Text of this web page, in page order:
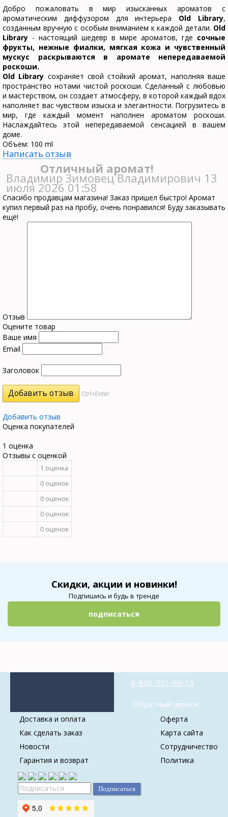
Добро пожаловать в мир изысканных ароматов с
ароматическим диффузором для интерьера Old Library,
созданным вручную с особым вниманием к каждой детали. Old
Library - настоящий шедевр в мире ароматов, где сочные
фрукты, нежные фиалки, мягкая кожа и чувственный
мускус раскрываются в аромате непередаваемой
роскоши.
Old Library сохраняет свой стойкий аромат, наполняя ваше
пространство нотами чистой роскоши. Сделанный с любовью
и мастерством, он создает атмосферу, в которой каждый вдох
наполняет вас чувством изыска и элегантности. Погрузитесь в
мир, где каждый момент наполнен ароматом роскоши.
Наслаждайтесь этой непередаваемой сенсацией в вашем
доме.
Объем: 100 ml
Написать отзыв
Отличный аромат!
Владимир Зимовец Владимирович 13
июля 2026 01:58
Спасибо продавцам магазина! Заказ пришел быстро! Аромат
купил первый раз на пробу, очень понравился! Буду заказывать
ещё!
Отзыв
Оцените товар
Ваше имя
Email
Заголовок
Ctrl+Enter
Добавить отзыв
Оценка покупателей
1 оценка
Отзывы с оценкой
1 оценка
0 оценок
0 оценок
0 оценок
0 оценок
Скидки, акции и новинки!
Подпишись и будь в тренде
подписаться
8-800-551-66-13
Обратный звонок
Доставка и оплата
Как сделать заказ
Новости
Гарантия и возврат
Оферта
Карта сайта
Сотрудничество
Политика